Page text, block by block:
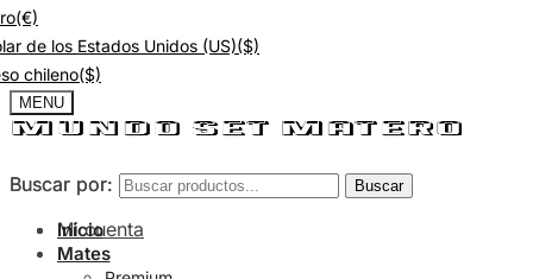
(€)
de los Estados Unidos (US)($)
chileno($)
MENU
Buscar por: Buscar
Mi cuenta
Buscar por: Buscar
Inicio
Mates